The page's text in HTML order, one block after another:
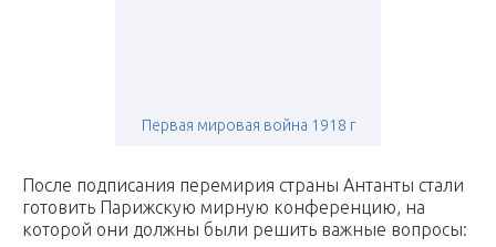
Первая мировая война 1918 г
После подписания перемирия страны Антанты стали
готовить Парижскую мирную конференцию, на
которой они должны были решить важные вопросы: